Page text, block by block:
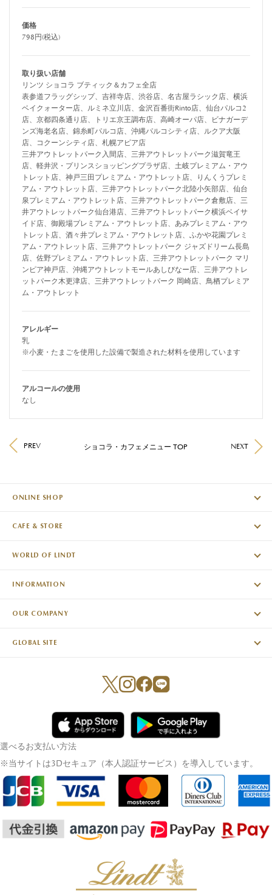
価格
798円(税込)
取り扱い店舗
リンツ ショコラ ブティック＆カフェ全店
表参道フラッグシップ、吉祥寺店、渋谷店、名古屋ラシック店、横浜
ベイクォーター店、ルミネ立川店、金沢百番街Rinto店、仙台パルコ2
店、京都四条通り店、トリエ京王調布店、高崎オーパ店、ビナガーデ
ンズ海老名店、錦糸町パルコ店、沖縄パルコシティ店、ルクア大阪
店、コクーンシティ店、札幌アピア店
三井アウトレットパーク入間店、三井アウトレットパーク滋賀竜王
店、軽井沢・プリンスショッピングプラザ店、土岐プレミアム・アウ
トレット店、神戸三田プレミアム・アウトレット店、りんくうプレミ
アム・アウトレット店、三井アウトレットパーク北陸小矢部店、仙台
泉プレミアム・アウトレット店、三井アウトレットパーク倉敷店、三
井アウトレットパーク仙台港店、三井アウトレットパーク横浜ベイサ
イド店、御殿場プレミアム・アウトレット店、あみプレミアム・アウ
トレット店、酒々井プレミアム・アウトレット店、ふかや花園プレミ
アム・アウトレット店、三井アウトレットパーク ジャズドリーム長島
店、佐野プレミアム・アウトレット店、三井アウトレットパーク マリ
ンピア神戸店、沖縄アウトレットモールあしびなー店、三井アウトレ
ットパーク木更津店、三井アウトレットパーク 岡崎店、鳥栖プレミア
ム・アウトレット
アレルギー
乳
※小麦・たまごを使用した設備で製造された材料を使用しています
アルコールの使用
なし
PREV ショコラ・カフェメニュー TOP NEXT
ONLINE SHOP
CAFE & STORE
WORLD OF LINDT
INFORMATION
OUR COMPANY
GLOBAL SITE
選べるお支払い方法
※当サイトは3Dセキュア（本人認証サービス）を導入しています。